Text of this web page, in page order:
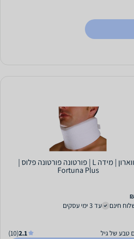
צווארון | מידה L | פורטונה פורטונה פלוס |
Fortuna Plus
חינם
עד 3 ימי עסקים
טבע של גיל 2.1
(10)